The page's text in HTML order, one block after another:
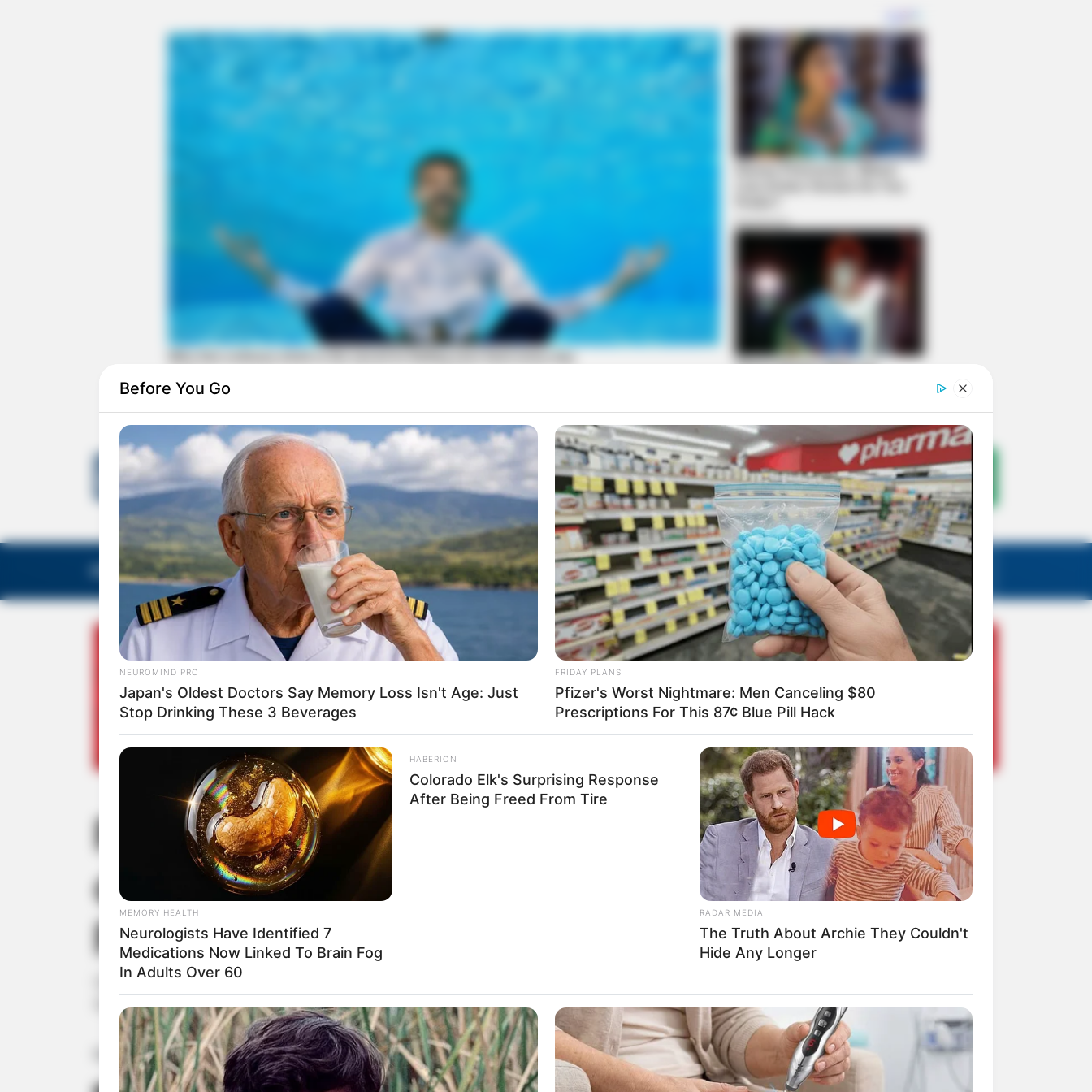
EDITORIAS GALERIA DE FOTOS NOTA DE FALECIMENTO FALE CONOSCO VC REPÓRTER
Projeto Esporte Melhora Idade celebra o Dia
das Mães com evento especial em
Paraguaçu Paulista
Uma manhã de homenagens e atividades saudáveis marca a celebração para as mães no núcleo Vila Gammon - Francisco
Roberto
Fonte: Da Redação | Prefeitura Municipal de Paraguaçu Paulista
ShareFacebook
Before You Go
NEUROMIND PRO
Japan's Oldest Doctors Say Memory Loss Isn't Age: Just
Stop Drinking These 3 Beverages
FRIDAY PLANS
Pfizer's Worst Nightmare: Men Canceling $80
Prescriptions For This 87¢ Blue Pill Hack
MEMORY HEALTH
Neurologists Have Identified 7
Medications Now Linked To Brain Fog
In Adults Over 60
HABERION
Colorado Elk's Surprising Response
After Being Freed From Tire
RADAR MEDIA
The Truth About Archie They Couldn't
Hide Any Longer